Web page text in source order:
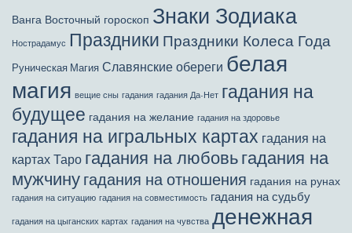
Ванга Восточный гороскоп Знаки Зодиака
Нострадамус Праздники Праздники Колеса Года
Руническая Магия Славянские обереги белая
магия вещие сны гадания гадания Да-Нет гадания на
будущее гадания на желание гадания на здоровье
гадания на игральных картах гадания на
картах Таро гадания на любовьгадания на
мужчинугадания на отношения гадания на рунах
гадания на ситуацию гадания на совместимость гадания на судьбу
гадания на цыганских картах гадания на чувства денежная